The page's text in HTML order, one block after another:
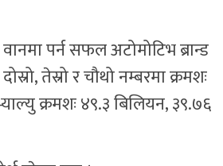
पर्न सफल अटोमोटिभ ब्रान्ड
तेस्रो र चौथो नम्बरमा क्रमशः
क्रमशः ४९.३ बिलियन, ३९.७६